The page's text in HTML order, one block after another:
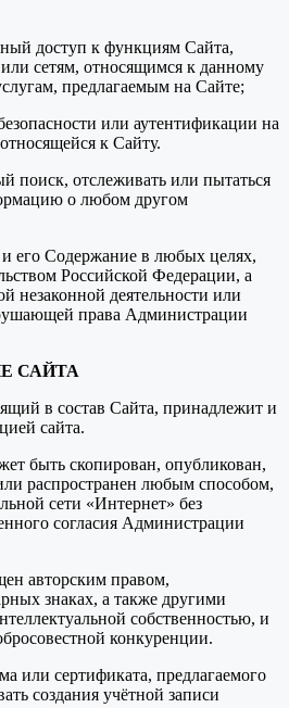
доступ к функциям Сайта,
сетям, относящимся к данному
предлагаемым на Сайте;
или аутентификации на
к Сайту.
поиск, отслеживать или пытаться
о любом другом
его Содержание в любых целях,
Российской Федерации, а
незаконной деятельности или
права Администрации
САЙТА
в состав Сайта, принадлежит и
сайта.
быть скопирован, опубликован,
распространен любым способом,
сети «Интернет» без
согласия Администрации
авторским правом,
знаках, а также другими
собственностью, и
конкуренции.
или сертификата, предлагаемого
создания учётной записи